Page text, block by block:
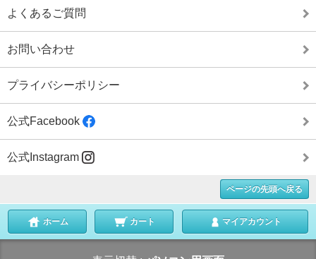
よくあるご質問
お問い合わせ
プライバシーポリシー
公式Facebook
公式Instagram
ページの先頭へ戻る
ホーム カート マイアカウント